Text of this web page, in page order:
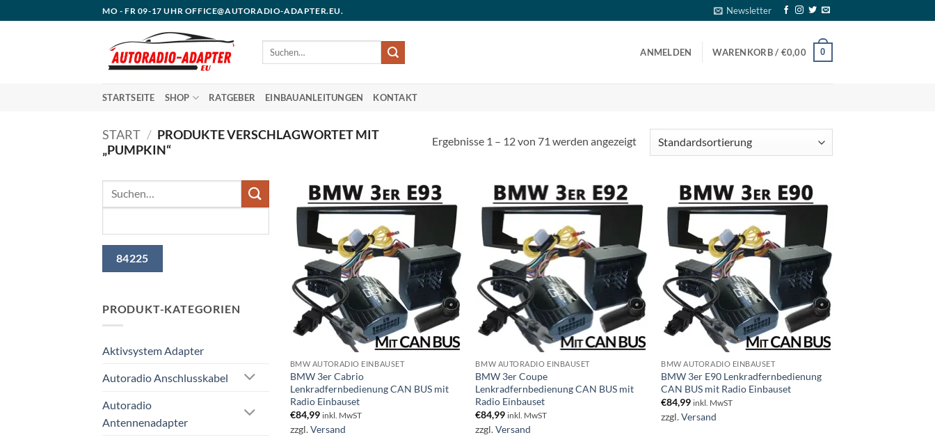
Inhalt
MO - FR 09-17 UHR OFFICE@AUTORADIO-ADAPTER.EU. Newsletter
Suchen
ANMELDEN WARENKORB / €0,00 0
STARTSEITE SHOP RATGEBER EINBAUANLEITUNGEN KONTAKT
START / PRODUKTE VERSCHLAGWORTET MIT
„PUMPKIN“
Ergebnisse 1 – 12 von 71 werden angezeigt
PRODUKT-KATEGORIEN
Aktivsystem Adapter
Autoradio Anschlusskabel
Autoradio
Antennenadapter
BMW AUTORADIO EINBAUSET
BMW 3er Cabrio
Lenkradfernbedienung CAN BUS mit
Radio Einbauset
€84,99 inkl. MwST
zzgl.Versand
BMW AUTORADIO EINBAUSET
BMW 3er Coupe
Lenkradfernbedienung CAN BUS mit
Radio Einbauset
€84,99 inkl. MwST
zzgl.Versand
BMW AUTORADIO EINBAUSET
BMW 3er E90 Lenkradfernbedienung
CAN BUS mit Radio Einbauset
€84,99 inkl. MwST
zzgl.Versand